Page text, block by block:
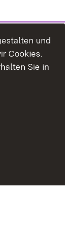
und
Cookies.
Sie in